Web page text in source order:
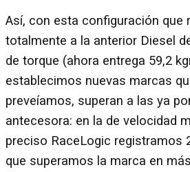
Así, con esta configuración que
totalmente a la anterior Diesel
de torque (ahora entrega 59,2
establecimos nuevas marcas
preveíamos, superan a las ya
antecesora: en la de velocidad
preciso RaceLogic registramos
que superamos la marca en